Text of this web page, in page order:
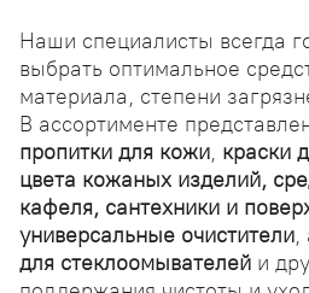
Наши специалисты всегда
выбрать оптимальное
материала, степени
В ассортименте
пропитки для кожи, краски
цвета кожаных изделий,
кафеля, сантехники и
универсальные очистители,
для стеклоомывателей и